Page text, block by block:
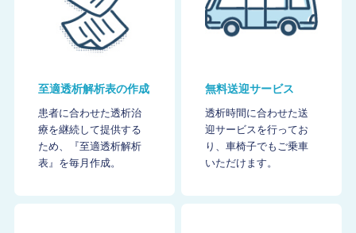
至適透析解析表の作成
患者に合わせた透析治
療を継続して提供する
ため、『至適透析解析
表』を毎月作成。
無料送迎サービス
透析時間に合わせた送
迎サービスを行ってお
り、車椅子でもご乗車
いただけます。